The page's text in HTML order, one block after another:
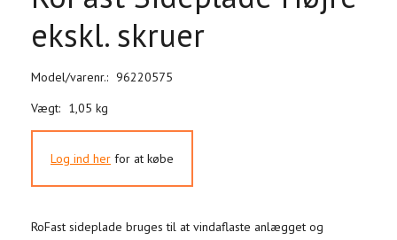
ekskl. skruer
Model/varenr.: 96220575
Vægt: 1,05 kg
Log ind her for at købe
RoFast sideplade bruges til at vindaflaste anlægget og